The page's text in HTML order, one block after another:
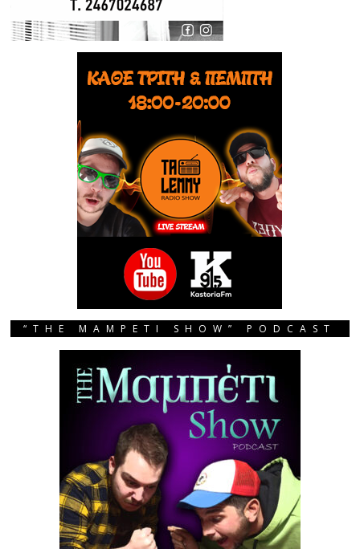
“THE MAMPETI SHOW” PODCAST